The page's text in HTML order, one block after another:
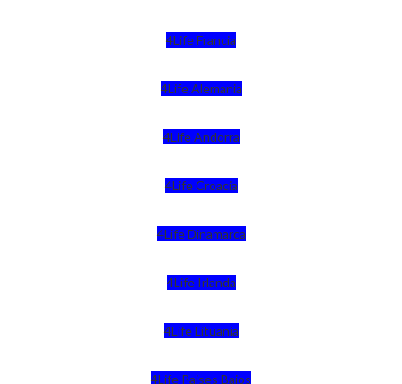
4Life Francia
4Life Alemania
4Life Andorra
4Life Croacia
4Life Dinamarca
4Life Irlanda
4Life Lituania
4Life Paises Bajos